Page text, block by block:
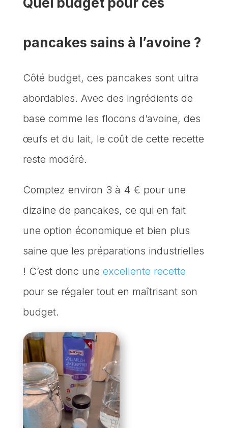
pancakes sains à l’avoine ?
Côté budget, ces pancakes sont ultra
abordables. Avec des ingrédients de
base comme les flocons d’avoine, des
œufs et du lait, le coût de cette recette
reste modéré.
Comptez environ 3 à 4 € pour une
dizaine de pancakes, ce qui en fait
une option économique et bien plus
saine que les préparations industrielles
! C’est donc une excellente recette
pour se régaler tout en maîtrisant son
budget.